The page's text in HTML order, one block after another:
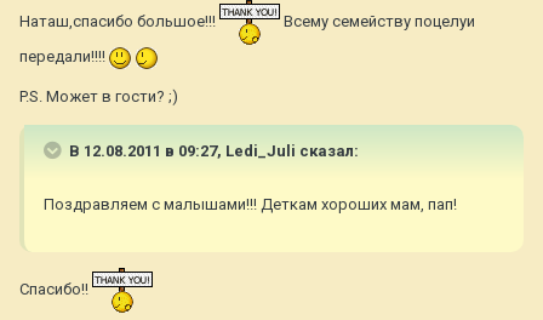
Наташ,спасибо большое!!!
Всему семейству поцелуи
передали!!!!
P.S. Может в гости? ;)
В 12.08.2011 в 09:27, Ledi_Juli сказал:
Поздравляем с малышами!!! Деткам хороших мам, пап!
Спасибо!!